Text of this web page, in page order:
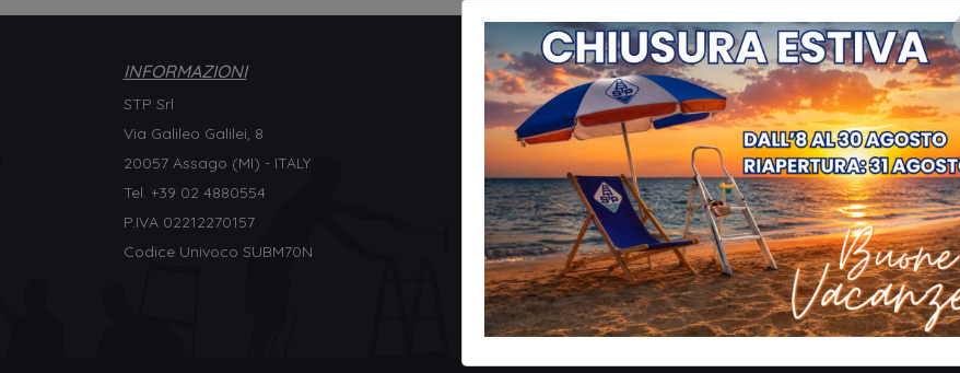
INFORMAZIONI
STP Srl
Via Galileo Galilei, 8
20057 Assago (MI) - ITALY
Tel. +39 02 4880554
P.IVA 02212270157
Codice Univoco SUBM70N
MENU
HOME
AZIENDA
MANUALI
DOVE SIAMO
CONTATTACI